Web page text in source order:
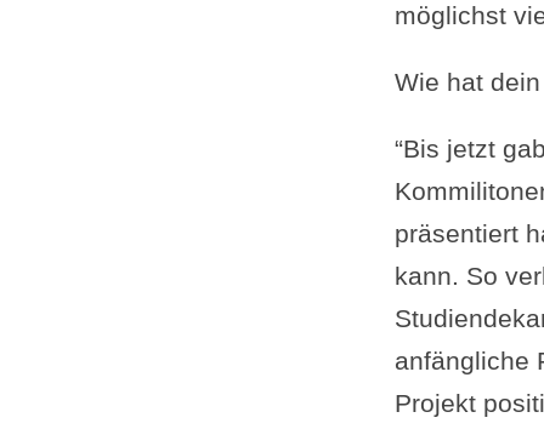
möglichst
Wie hat
“Bis jetzt
präsentiert
kann. So
anfängliche
Projekt